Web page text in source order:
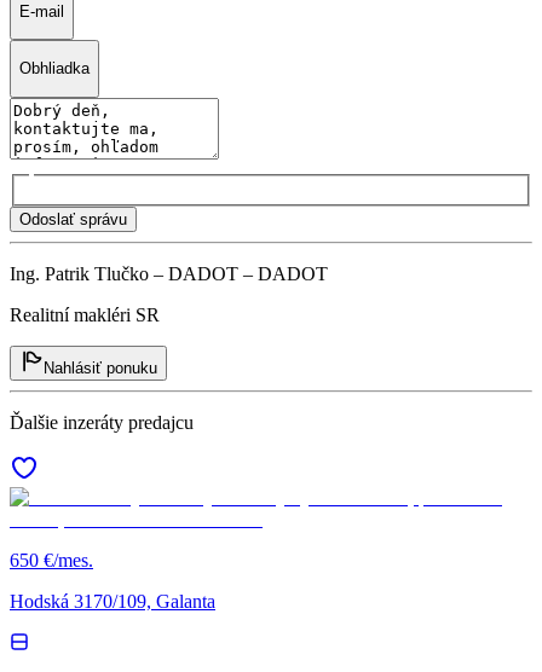
E-mail
Obhliadka
Odoslať správu
Ing. Patrik Tlučko – DADOT – DADOT
Realitní makléri SR
Nahlásiť ponuku
Ďalšie inzeráty predajcu
650 €/mes.
Hodská 3170/109, Galanta